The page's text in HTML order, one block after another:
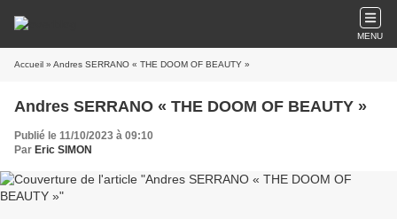
MENU
Accueil » Andres SERRANO « THE DOOM OF BEAUTY »
Andres SERRANO « THE DOOM OF BEAUTY »
Publié le 11/10/2023 à 09:10
Par Eric SIMON